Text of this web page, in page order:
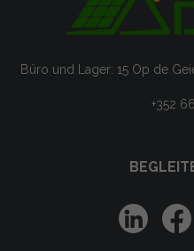
Büro und Lager: 15 Op de
+352